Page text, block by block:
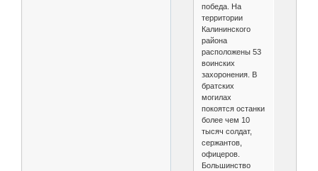
победа. На
территории
Калининского
района
расположены 53
воинских
захоронения. В
братских
могилах
покоятся останки
более чем 10
тысяч солдат,
сержантов,
офицеров.
Большинство